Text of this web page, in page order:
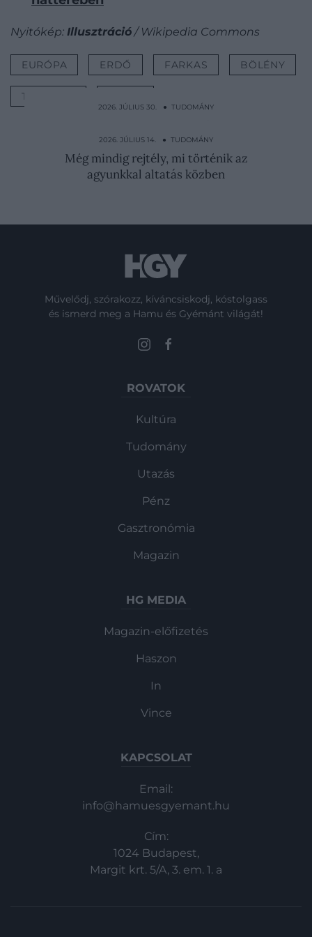
Nyitókép: Illusztráció / Wikipedia Commons
EURÓPA ERDŐ FARKAS BÖLÉNY
TÁMADÁS
2026. JÚLIUS 30. ● TUDOMÁNY
mellett?
2026. JÚLIUS 14. ● TUDOMÁNY
Még mindig rejtély, mi történik az
agyunkkal altatás közben
Művelődj, szórakozz, kíváncsiskodj, kóstolgass
és ismerd meg a Hamu és Gyémánt világát!
ROVATOK
Kultúra
Tudomány
Utazás
Pénz
Gasztronómia
Magazin
HG MEDIA
Magazin-előfizetés
Haszon
In
Vince
KAPCSOLAT
Email:
info@hamuesgyemant.hu
Cím:
1024 Budapest,
Margit krt. 5/A, 3. em. 1. a